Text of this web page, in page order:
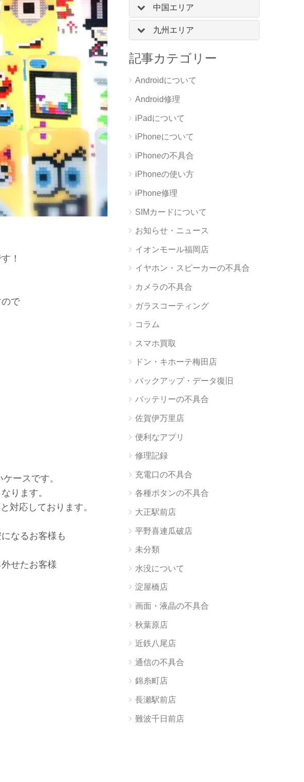
！
で
ースです。
ります。
対応しております。
なるお客様も
せたお客様
中国エリア
九州エリア
記事カテゴリー
Androidについて
Android修理
iPadについて
iPhoneについて
iPhoneの不具合
iPhoneの使い方
iPhone修理
SIMカードについて
お知らせ・ニュース
イオンモール福岡店
イヤホン・スピーカーの不具合
カメラの不具合
ガラスコーティング
コラム
スマホ買取
ドン・キホーテ梅田店
バックアップ・データ復旧
バッテリーの不具合
佐賀伊万里店
便利なアプリ
修理記録
充電口の不具合
各種ボタンの不具合
大正駅前店
平野喜連瓜破店
未分類
水没について
淀屋橋店
画面・液晶の不具合
秋葉原店
近鉄八尾店
通信の不具合
錦糸町店
長瀬駅前店
難波千日前店